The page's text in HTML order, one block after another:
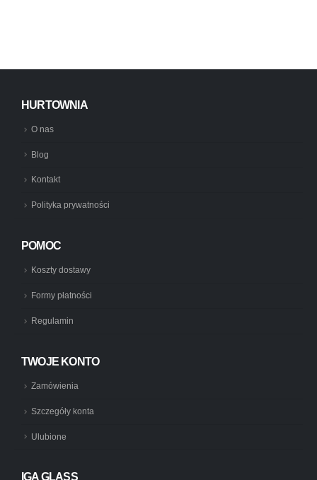
HURTOWNIA
O nas
Blog
Kontakt
Polityka prywatności
POMOC
Koszty dostawy
Formy płatności
Regulamin
TWOJE KONTO
Zamówienia
Szczegóły konta
Ulubione
IGA GLASS